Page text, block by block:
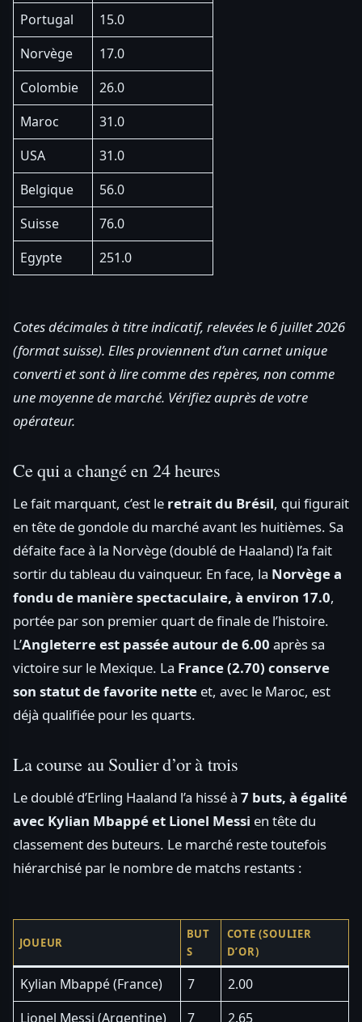
Portugal
15.0
Norvège
17.0
Colombie
26.0
Maroc
31.0
USA
31.0
Belgique
56.0
Suisse
76.0
Egypte
251.0
Cotes décimales à titre indicatif, relevées le 6 juillet 2026
(format suisse). Elles proviennent d’un carnet unique
converti et sont à lire comme des repères, non comme
une moyenne de marché. Vérifiez auprès de votre
opérateur.
Ce qui a changé en 24 heures
Le fait marquant, c’est le retrait du Brésil, qui figurait
en tête de gondole du marché avant les huitièmes. Sa
défaite face à la Norvège (doublé de Haaland) l’a fait
sortir du tableau du vainqueur. En face, la Norvège a
fondu de manière spectaculaire, à environ 17.0,
portée par son premier quart de finale de l’histoire.
L’Angleterre est passée autour de 6.00 après sa
victoire sur le Mexique. La France (2.70) conserve
son statut de favorite nette et, avec le Maroc, est
déjà qualifiée pour les quarts.
La course au Soulier d’or à trois
Le doublé d’Erling Haaland l’a hissé à 7 buts, à égalité
avec Kylian Mbappé et Lionel Messi en tête du
classement des buteurs. Le marché reste toutefois
hiérarchisé par le nombre de matchs restants :
JOUEUR
BUT
S
COTE (SOULIER
D’OR)
Kylian Mbappé (France) 7
2.00
Lionel Messi (Argentine)
7 2.65